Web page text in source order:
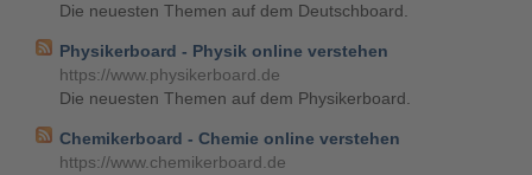
Die neuesten Themen auf dem Deutschboard.
Physikerboard - Physik online verstehen
https://www.physikerboard.de
Die neuesten Themen auf dem Physikerboard.
Chemikerboard - Chemie online verstehen
https://www.chemikerboard.de